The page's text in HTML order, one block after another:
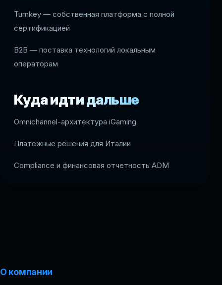
Turnkey — собственная платформа с полной
сертификацией
B2B — поставка технологий локальным
операторам
Куда идти дальше
Omnichannel-архитектура iGaming
Платежные решения для Италии
Compliance и финансовая отчетность ADM
О компании